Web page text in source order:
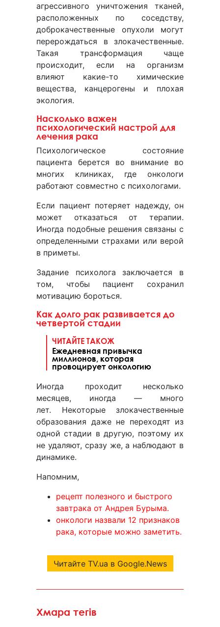
агрессивного уничтожения тканей,
расположенных по соседству,
доброкачественные опухоли могут
перерождаться в злокачественные.
Такая трансформация чаще
происходит, если на организм
влияют какие-то химические
вещества, канцерогены и плохая
экология.
Насколько важен
психологический настрой для
лечения рака
Психологическое состояние
пациента берется во внимание во
многих клиниках, где онкологи
работают совместно с психологами.
Если пациент потеряет надежду, он
может отказаться от терапии.
Иногда подобные решения связаны с
определенными страхами или верой
в приметы.
Задание психолога заключается в
том, чтобы пациент сохранил
мотивацию бороться.
Как долго рак развивается до
четвертой стадии
ЧИТАЙТЕ ТАКОЖ
Ежедневная привычка
миллионов, которая
провоцирует онкологию
Иногда проходит несколько
месяцев, иногда — много
лет. Некоторые злокачественные
образования даже не переходят из
одной стадии в другую, поэтому их
не удаляют, сразу же, а наблюдают в
динамике.
Напомним,
рецепт полезного и быстрого
завтрака от Андрея Бурыма.
онкологи назвали 12 признаков
рака, которые можно заметить.
Читайте TV.ua в Google.News
Хмара тегів